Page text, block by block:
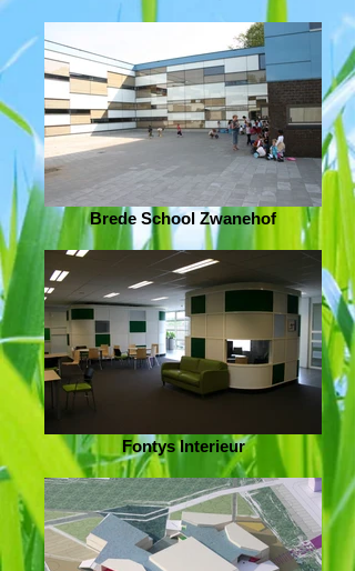
Brede School Zwanehof
Fontys Interieur